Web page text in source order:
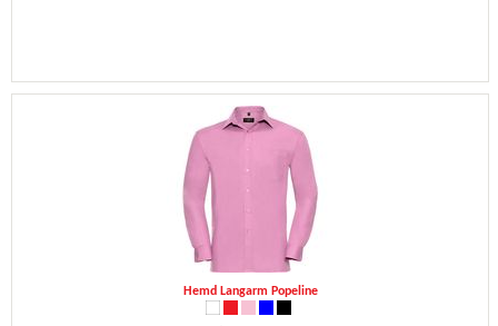
Hemd Langarm Popeline